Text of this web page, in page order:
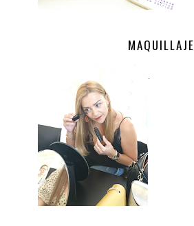
MAQUILLAJE